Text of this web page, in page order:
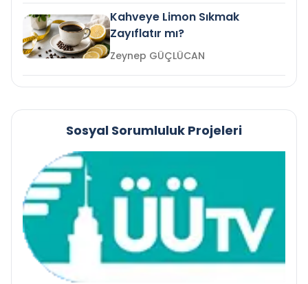
Kahveye Limon Sıkmak
Zayıflatır mı?
Zeynep GÜÇLÜCAN
Sosyal Sorumluluk Projeleri